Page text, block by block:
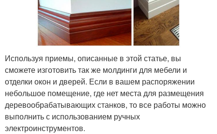
Используя приемы, описанные в этой статье, вы
сможете изготовить так же молдинги для мебели и
отделки окон и дверей. Если в вашем распоряжении
небольшое помещение, где нет места для размещения
деревообрабатывающих станков, то все работы можно
выполнить с использованием ручных
электроинструментов.